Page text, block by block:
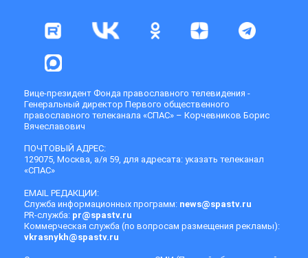
Вице-президент Фонда православного телевидения -
Генеральный директор Первого общественного
православного телеканала «СПАС» – Корчевников Борис
Вячеславович
ПОЧТОВЫЙ АДРЕС:
129075, Москва, а/я 59, для адресата: указать телеканал
«СПАС»
EMAIL РЕДАКЦИИ:
Служба информационных программ: news@spastv.ru
PR-служба: pr@spastv.ru
Коммерческая служба (по вопросам размещения рекламы):
vkrasnykh@spastv.ru